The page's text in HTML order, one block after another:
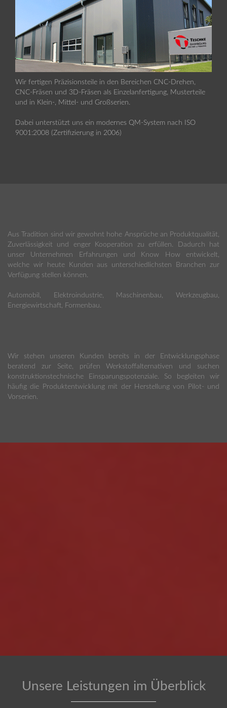
Wir fertigen Präzisionsteile in den Bereichen CNC-Drehen,
CNC-Fräsen und 3D-Fräsen als Einzelanfertigung, Musterteile
und in Klein-, Mittel- und Großserien.
Dabei unterstützt uns ein modernes QM-System nach ISO
9001:2008 (Zertifizierung in 2006)
Aus Tradition sind wir gewohnt hohe Ansprüche an Produktqualität,
Zuverlässigkeit und enger Kooperation zu erfüllen. Dadurch hat
unser Unternehmen Erfahrungen und Know How entwickelt,
welche wir heute Kunden aus unterschiedlichsten Branchen zur
Verfügung stellen können.
Automobil, Elektroindustrie, Maschinenbau, Werkzeugbau,
Energiewirtschaft, Formenbau.
Wir stehen unseren Kunden bereits in der Entwicklungsphase
beratend zur Seite, prüfen Werkstoffalternativen und suchen
konstruktionstechnische Einsparungspotenziale. So begleiten wir
häufig die Produktentwicklung mit der Herstellung von Pilot- und
Vorserien.
Unsere Leistungen im Überblick